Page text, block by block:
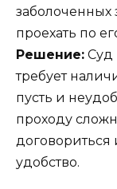
заболоченных
проехать по
Решение: Суд
требует
пусть и
проходу
удобство.